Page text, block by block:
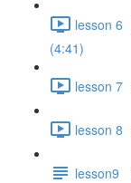
lesson 6
(4:41)
lesson 7
lesson 8
lesson9